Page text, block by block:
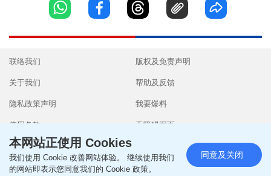
联络我们
关于我们
隐私政策声明
使用条款
版权及免责声明
帮助及反馈
我要爆料
无障碍网页
Copyright © 2026 SingTao Ltd.All rights reserved.
本网站正使用 Cookies
我们使用 Cookie 改善网站体验。 继续使用我们
的网站即表示您同意我们的 Cookie 政策。
同意及关闭